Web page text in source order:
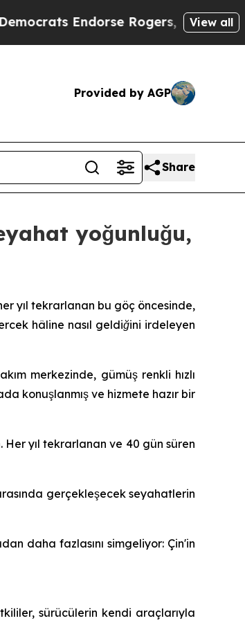
Rogers, RepublicansView all
Provided by AGP
Share
yoğunluğu,
yıl tekrarlanan bu göç öncesinde,
hâline nasıl geldiğini irdeleyen
merkezinde, gümüş renkli hızlı
konuşlanmış ve hizmete hazır bir
Her yıl tekrarlanan ve 40 gün süren
gerçekleşecek seyahatlerin
daha fazlasını simgeliyor: Çin'in
sürücülerin kendi araçlarıyla